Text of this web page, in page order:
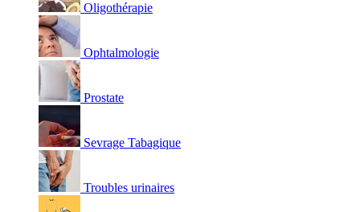
Oligothérapie
Ophtalmologie
Prostate
Sevrage Tabagique
Troubles urinaires